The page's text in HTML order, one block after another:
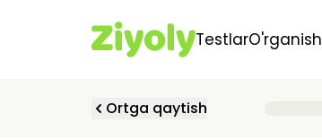
TestlarO'rganish
Ortga qaytish